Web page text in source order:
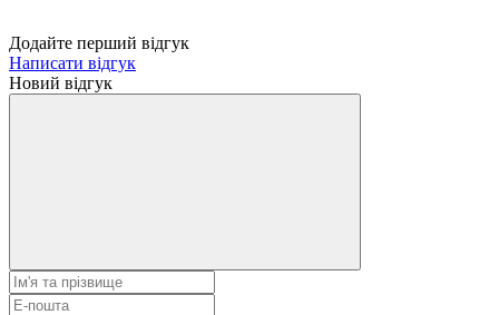
Додайте перший відгук
Написати відгук
Новий відгук